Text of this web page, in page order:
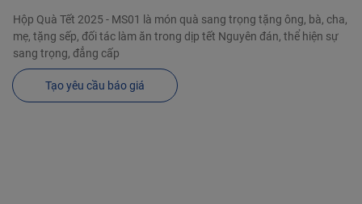
Hộp Quà Tết 2025 - MS01 là món quà sang trọng tặng ông, bà, cha,
mẹ, tặng sếp, đối tác làm ăn trong dịp tết Nguyên đán, thể hiện sự
sang trọng, đẳng cấp
Tạo yêu cầu báo giá